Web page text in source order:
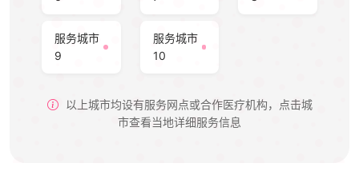
服务城市
9
服务城市
10
以上城市均设有服务网点或合作医疗机构，点击城
市查看当地详细服务信息